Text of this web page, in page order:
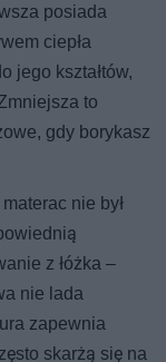
posiada
ciepła
jego kształtów,
to
gdy borykasz
nie był
z łóżka –
nie lada
zapewnia
skarżą się na